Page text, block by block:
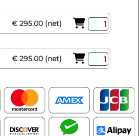
€ 295.00 (net)
€ 295.00 (net)